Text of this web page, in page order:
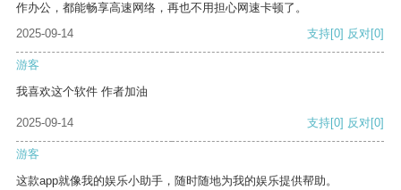
作办公，都能畅享高速网络，再也不用担心网速卡顿了。
2025-09-14
支持[0] 反对[0]
游客
我喜欢这个软件 作者加油
2025-09-14 支持[0] 反对[0]
游客
这款app就像我的娱乐小助手，随时随地为我的娱乐提供帮助。